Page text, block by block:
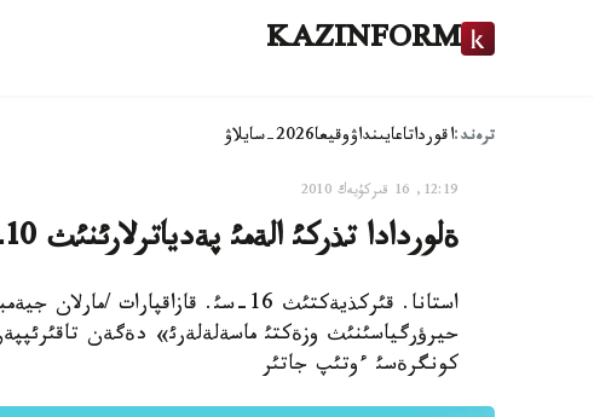
KAZINFORM
ترەند:اقورداتاعايىنداۋوقيعا2026-سايلاۋ
12:19, 16 قىركۇيەك 2010
ةلوردادا تذركئ الةمئ پةدياترلارئنئث 10- حالئقارالئق كونگرةسئ ءوتئپ جاتئر
استانا. قئركذيةكتئث 16-سئ.
كونگرةسئ ءوتئپ جاتئر